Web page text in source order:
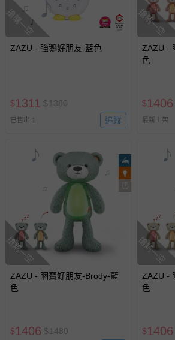
-個人衛生用品（例如尿布、貼身
墊、寢具類等）。
-新生兒親膚衣物（嬰幼兒包巾與
褲、紗布衣等）。
-接觸性孕哺產品（奶嘴、奶瓶、
示字句等說明貼紙、封條者。
國際航空、客運、訂房等服務。
相關的退換貨辦理流程，可詳見： 退
其他常見問題：
運送服務：目前提供的運送僅限台灣
區，可能會無法配送，或須依據商品
亦保留出貨與否的權利。離島、偏遠
費用，可能會另需加收。
商品實際的配達日期，可於訂單個人
已出貨通知之訊息為主。
如您收到商品，請依正常流程檢查是
式、折價券與購物金的使用、退貨及
搶購一空
ZAZU - 強鵝好朋友-藍色
$1311 $1380
已售出 1 追蹤
搶購一空
ZAZU -
色
$1406
最新上架
搶購一空
ZAZU - 睏寶好朋友-Brody-藍
色
$1406 $1480
搶購一空
ZAZU -
色
$1406